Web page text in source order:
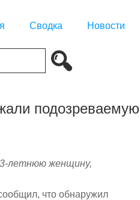
Сводка Новости
подозреваемую
летнюю женщину,
что обнаружил